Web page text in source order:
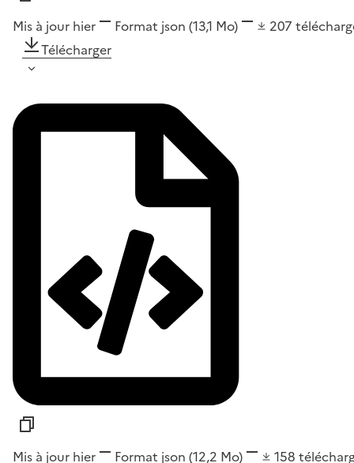
Mis à jour hier Format json (13,1 Mo) 207
Télécharger
Mis à jour hier Format json (12,2 Mo) 158